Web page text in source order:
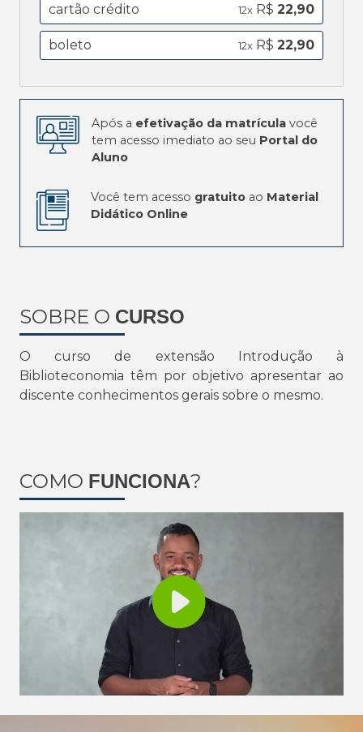
cartão crédito 12x R$ 22,90
boleto 12x R$ 22,90
Após a efetivação da matrícula você
tem acesso imediato ao seu Portal do
Aluno
Você tem acesso gratuito ao Material
Didático Online
SOBRE O CURSO
O curso de extensão Introdução à
Biblioteconomia têm por objetivo apresentar ao
discente conhecimentos gerais sobre o mesmo.
COMO FUNCIONA?